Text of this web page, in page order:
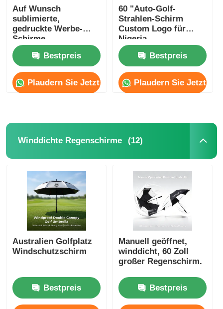
Auf Wunsch
sublimierte,
gedruckte Werbe-
Schirme
Automatisches
Öffnungs-Schirm
Bestpreis
Plaudern Sie Jetzt
60 "Auto-Golf-
Strahlen-Schirm
Custom Logo für
Nigeria
Geschäftsgeschenke
Bestpreis
Plaudern Sie Jetzt
Winddichte Regenschirme (12)
Australien Golfplatz
Windschutzschirm
Bestpreis
Manuell geöffnet,
winddicht, 60 Zoll
großer Regenschirm.
Bestpreis